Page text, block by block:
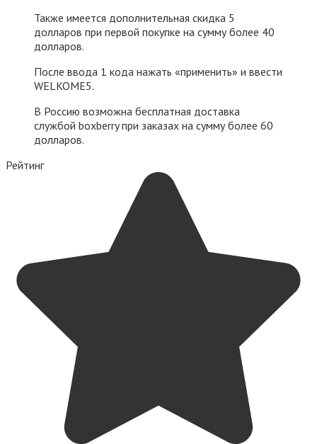
Также имеется дополнительная скидка 5
долларов при первой покупке на сумму более 40
долларов.
После ввода 1 кода нажать «применить» и ввести
WELKOME5.
В Россию возможна бесплатная доставка
службой boxberry при заказах на сумму более 60
долларов.
Рейтинг